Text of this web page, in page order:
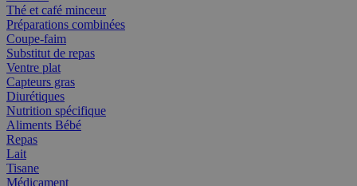
Thé et café minceur
Préparations combinées
Coupe-faim
Substitut de repas
Ventre plat
Capteurs gras
Diurétiques
Nutrition spécifique
Aliments Bébé
Repas
Lait
Tisane
Médicament